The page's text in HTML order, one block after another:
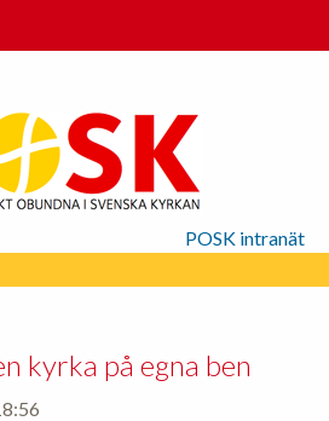
POSK intranät
kyrka på egna ben